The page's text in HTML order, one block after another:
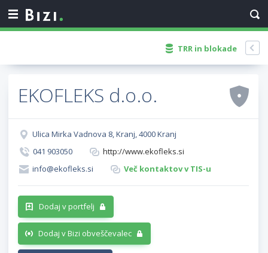
TRR in blokade
EKOFLEKS d.o.o.
Ulica Mirka Vadnova 8, Kranj, 4000 Kranj
041 903050
http://www.ekofleks.si
info@ekofleks.si
Več kontaktov v TIS-u
Dodaj v portfelj
Dodaj v Bizi obveščevalec